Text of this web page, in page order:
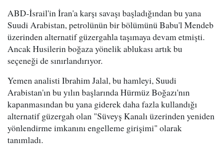
ABD-İsrail'in İran'a karşı savaşı başladığından bu yana
Suudi Arabistan, petrolünün bir bölümünü Babu'l Mendeb
üzerinden alternatif güzergahla taşımaya devam etmişti.
Ancak Husilerin boğaza yönelik ablukası artık bu
seçeneği de sınırlandırıyor.
Yemen analisti Ibrahim Jalal, bu hamleyi, Suudi
Arabistan'ın bu yılın başlarında Hürmüz Boğazı'nın
kapanmasından bu yana giderek daha fazla kullandığı
alternatif güzergah olan "Süveyş Kanalı üzerinden yeniden
yönlendirme imkanını engelleme girişimi" olarak
tanımladı.